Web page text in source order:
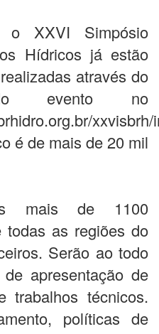
o XXVI Simpósio
Hídricos já estão
através do
evento no
é de mais de 20 mil
mais de 1100
todas as regiões do
Serão ao todo
apresentação de
trabalhos técnicos.
políticas de